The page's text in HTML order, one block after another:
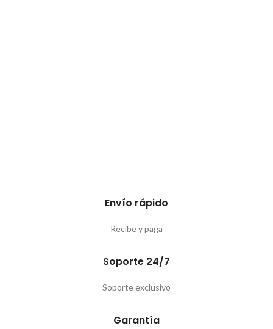
Envío rápido
Recibe y paga
Soporte 24/7
Soporte exclusivo
Garantía